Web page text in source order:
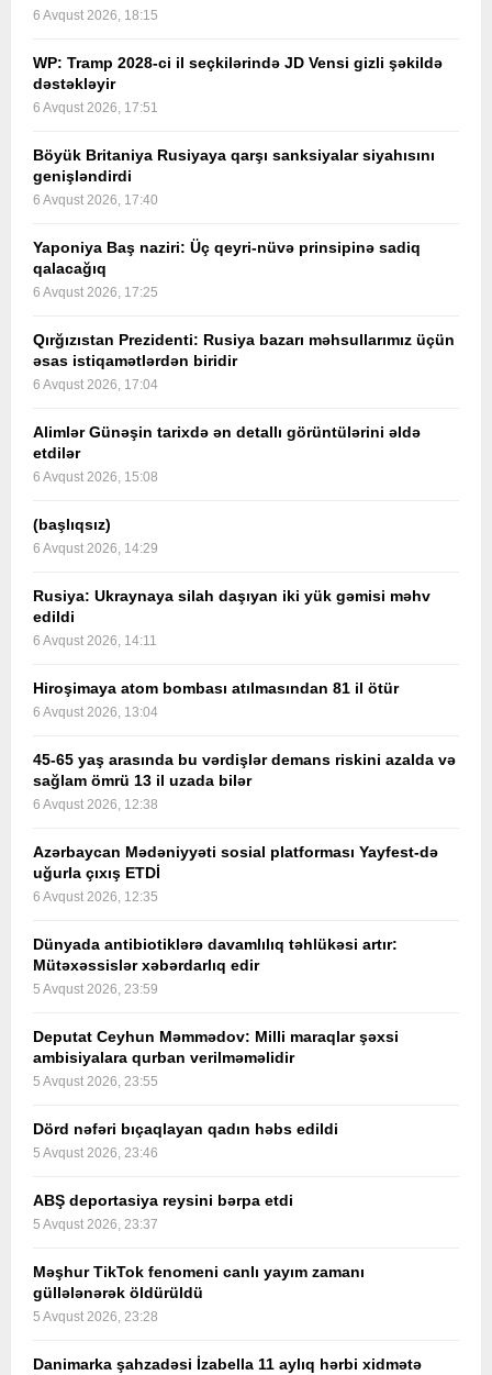
6 Avqust 2026, 18:15
WP: Tramp 2028-ci il seçkilərində JD Vensi gizli şəkildə
dəstəkləyir
6 Avqust 2026, 17:51
Böyük Britaniya Rusiyaya qarşı sanksiyalar siyahısını
genişləndirdi
6 Avqust 2026, 17:40
Yaponiya Baş naziri: Üç qeyri-nüvə prinsipinə sadiq
qalacağıq
6 Avqust 2026, 17:25
Qırğızıstan Prezidenti: Rusiya bazarı məhsullarımız üçün
əsas istiqamətlərdən biridir
6 Avqust 2026, 17:04
Alimlər Günəşin tarixdə ən detallı görüntülərini əldə
etdilər
6 Avqust 2026, 15:08
(başlıqsız)
6 Avqust 2026, 14:29
Rusiya: Ukraynaya silah daşıyan iki yük gəmisi məhv
edildi
6 Avqust 2026, 14:11
Hiroşimaya atom bombası atılmasından 81 il ötür
6 Avqust 2026, 13:04
45-65 yaş arasında bu vərdişlər demans riskini azalda və
sağlam ömrü 13 il uzada bilər
6 Avqust 2026, 12:38
Azərbaycan Mədəniyyəti sosial platforması Yayfest-də
uğurla çıxış ETDİ
6 Avqust 2026, 12:35
Dünyada antibiotiklərə davamlılıq təhlükəsi artır:
Mütəxəssislər xəbərdarlıq edir
5 Avqust 2026, 23:59
Deputat Ceyhun Məmmədov: Milli maraqlar şəxsi
ambisiyalara qurban verilməməlidir
5 Avqust 2026, 23:55
Dörd nəfəri bıçaqlayan qadın həbs edildi
5 Avqust 2026, 23:46
ABŞ deportasiya reysini bərpa etdi
5 Avqust 2026, 23:37
Məşhur TikTok fenomeni canlı yayım zamanı
güllələnərək öldürüldü
5 Avqust 2026, 23:28
Danimarka şahzadəsi İzabella 11 aylıq hərbi xidmətə